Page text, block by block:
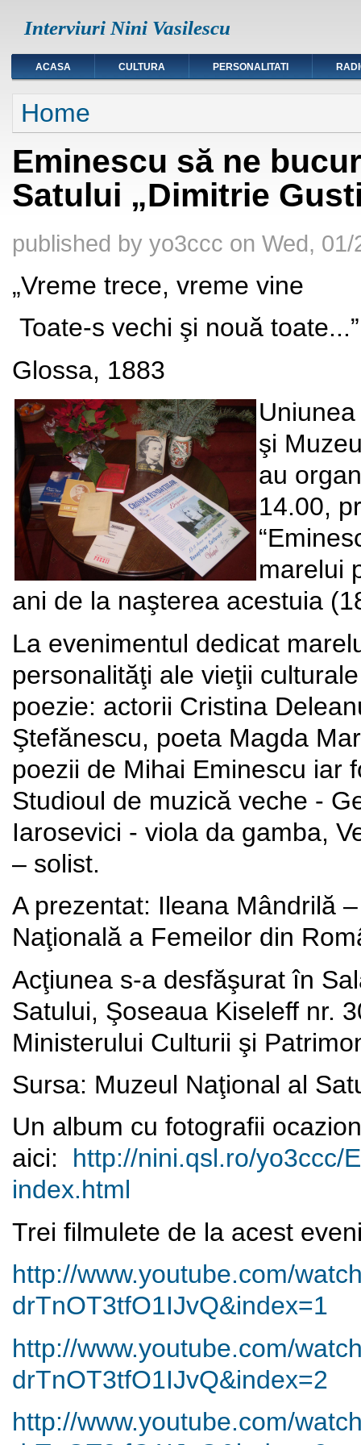
Interviuri Nini Vasilescu
ACASA CULTURA PERSONALITATI
You are here
Home
Eminescu să ne
Satului „Dimitrie
published by yo3ccc on Wed,
„Vreme trece, vreme vine
Toate-s vechi şi nouă toate...”
Glossa, 1883
şi
au
14.00,
marelui
ani de la naşterea acestuia
La evenimentul dedicat
personalităţi ale vieţii
poezie: actorii Cristina
Ştefănescu, poeta Magda
poezii de Mihai Eminescu iar
Studioul de muzică veche -
Iarosevici - viola da gamba,
– solist.
A prezentat: Ileana Mândrilă
Naţională a Femeilor din
Acţiunea s-a desfăşurat în
Satului, Şoseaua Kiseleff nr.
Ministerului Culturii şi
Sursa: Muzeul Naţional al
Un album cu fotografii
aici: http://nini.qsl.ro/yo3ccc/
index.html
Trei filmulete de la acest
http://www.youtube.com/
drTnOT3tfO1IJvQ&index=1
http://www.youtube.com/
drTnOT3tfO1IJvQ&index=2
http://www.youtube.com/